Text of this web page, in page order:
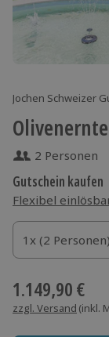
Jochen Schweizer
2 Personen
Gutschein kaufen
Flexibel
1x (2 Personen)
1x (2 Personen)
1x (2 Personen)
1.149,90 €
zzgl. Versand (inkl.